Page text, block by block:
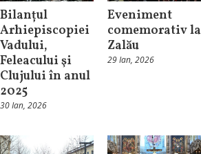
Bilanțul
Arhiepiscopiei
Vadului,
Feleacului şi
Clujului în anul
2025
30 Ian, 2026
Eveniment
comemorativ la
Zalău
29 Ian, 2026